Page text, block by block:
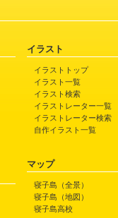
イラスト
イラストトップ
イラスト一覧
イラスト検索
イラストレーター一覧
イラストレーター検索
自作イラスト一覧
マップ
寝子島（全景）
寝子島（地図）
寝子島高校